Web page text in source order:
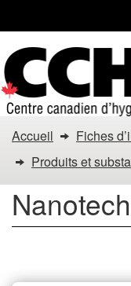
Vous
êtes
dans
Accueil
Fiches
Produits et